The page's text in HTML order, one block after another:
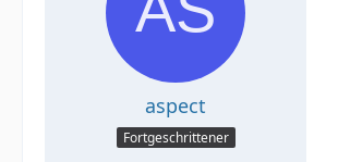
aspect
Fortgeschrittener